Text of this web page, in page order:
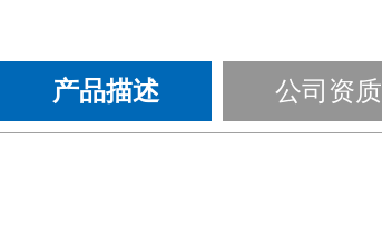
产品描述 公司资质